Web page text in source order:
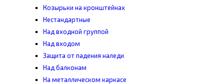
Козырьки на кронштейнах
Нестандартные
Над входной группой
Над входом
Защита от падения наледи
Над балконам
На металлическом каркасе